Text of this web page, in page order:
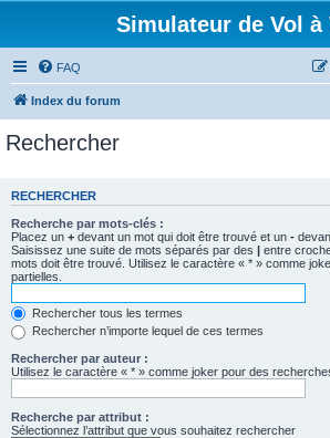
Simulateur de Vol à
FAQ
Index du forum
Rechercher
RECHERCHER
Recherche par mots-clés :
Placez un + devant un mot qui doit être trouvé et un -
Saisissez une suite de mots séparés par des | entre
mots doit être trouvé. Utilisez le caractère « * » comme
partielles.
Rechercher tous les termes
Rechercher n’importe lequel de ces termes
Rechercher par auteur :
Utilisez le caractère « * » comme joker pour des
Recherche par attribut :
Sélectionnez l’attribut que vous souhaitez rechercher